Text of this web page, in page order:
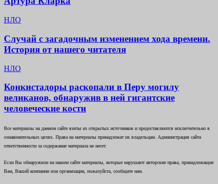
НЛО
Случай с загадочным изменением хода времени.
История от нашего читателя
НЛО
Конкистадоры раскопали в Перу могилу
великанов, обнаружив в ней гигантские
человеческие кости
Все материалы на данном сайте взяты из открытых источников и предоставляются исключительно в
ознакомительных целях. Права на материалы принадлежат их владельцам. Администрация сайта
ответственности за содержание материала не несет.
Если Вы обнаружили на нашем сайте материалы, которые нарушают авторские права, принадлежащие
Вам, Вашей компании или организации, пожалуйста, сообщите нам.